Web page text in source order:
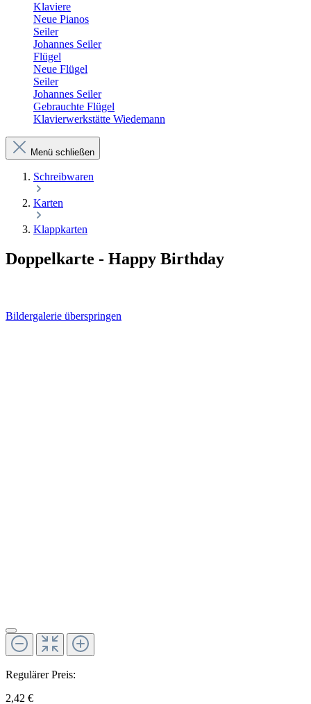
Klaviere
Neue Pianos
Seiler
Johannes Seiler
Flügel
Neue Flügel
Seiler
Johannes Seiler
Gebrauchte Flügel
Klavierwerkstätte Wiedemann
Menü schließen
Schreibwaren
Karten
Klappkarten
Doppelkarte - Happy Birthday
Bildergalerie überspringen
Regulärer Preis:
2,42 €